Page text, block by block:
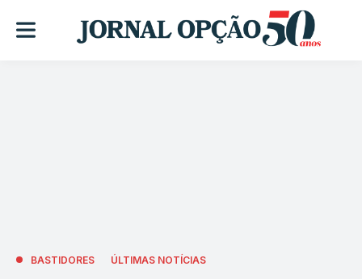
BASTIDORES ÚLTIMAS NOTÍCIAS